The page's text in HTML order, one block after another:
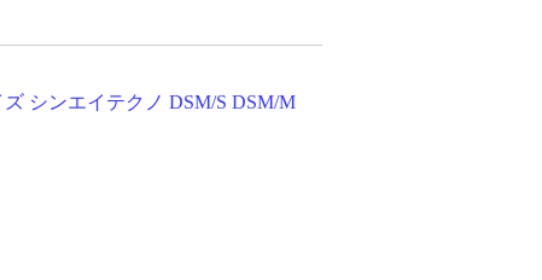
シンエイテクノ DSM/S DSM/M